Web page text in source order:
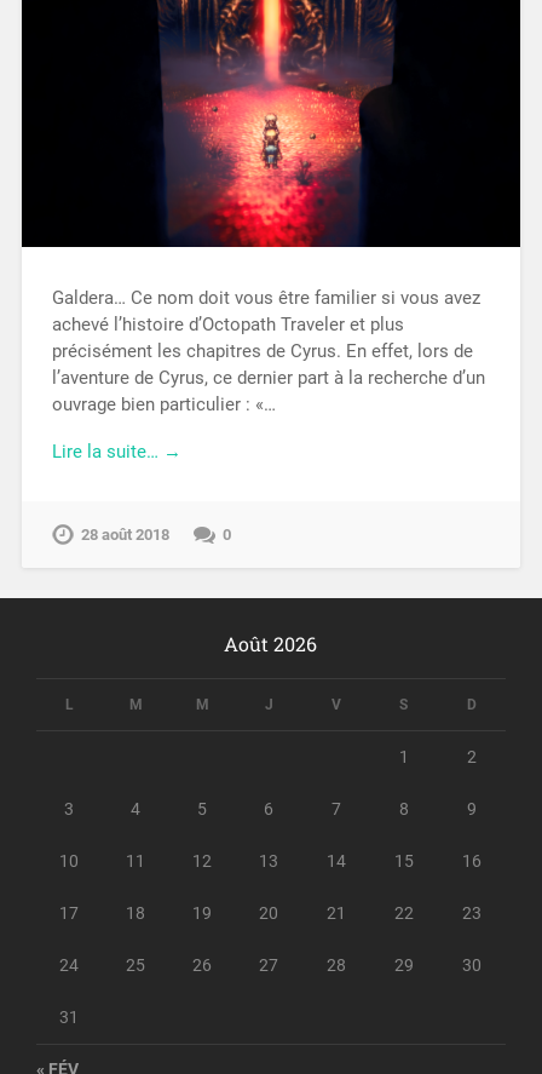
Galdera… Ce nom doit vous être familier si vous avez
achevé l’histoire d’Octopath Traveler et plus
précisément les chapitres de Cyrus. En effet, lors de
l’aventure de Cyrus, ce dernier part à la recherche d’un
ouvrage bien particulier : «…
Lire la suite… →
28 août 2018 0
Août 2026
L M M J V S D
1 2
3 4 5 6 7 8 9
10 11 12 13 14 15 16
17 18 19 20 21 22 23
24 25 26 27 28 29 30
31
« FÉV